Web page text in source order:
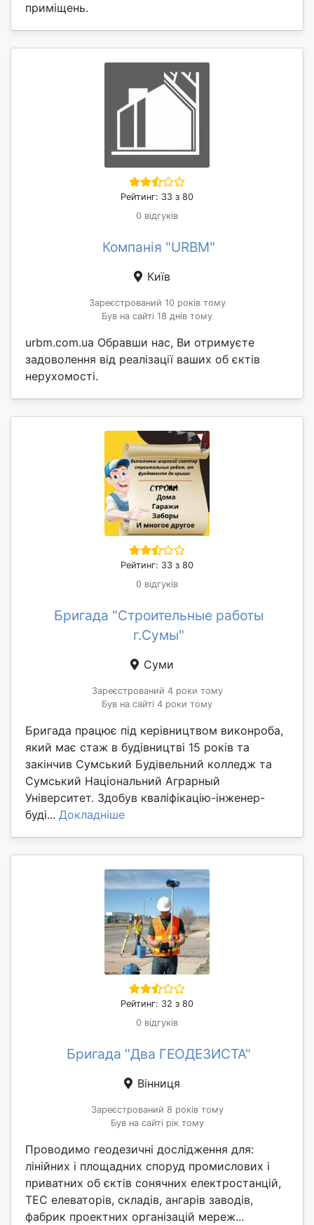
приміщень.
Рейтинг: 33 з 80
0 відгуків
Компанія "URBM"
Київ
Зареєстрований 10 років тому
Був на сайті 18 днів тому
urbm.com.ua Обравши нас, Ви отримуєте
задоволення від реалізації ваших об єктів
нерухомості.
Рейтинг: 33 з 80
0 відгуків
Бригада "Строительные работы
г.Сумы"
Суми
Зареєстрований 4 роки тому
Був на сайті 4 роки тому
Бригада працює під керівництвом виконроба,
який має стаж в будівництві 15 років та
закінчив Сумський Будівельний колледж та
Сумський Національний Аграрный
Університет. Здобув кваліфікацію-інженер-
буді... Докладніше
Рейтинг: 32 з 80
0 відгуків
Бригада "Два ГЕОДЕЗИСТА"
Вінниця
Зареєстрований 8 років тому
Був на сайті рік тому
Проводимо геодезичні дослідження для:
лінійних і площадних споруд промислових і
приватних об єктів сонячних електростанцій,
ТЕС елеваторів, складів, ангарів заводів,
фабрик проектних організацій мереж...